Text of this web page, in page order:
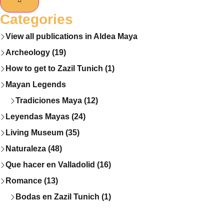
Categories
View all publications in Aldea Maya
Archeology (19)
How to get to Zazil Tunich (1)
Mayan Legends
Tradiciones Maya (12)
Leyendas Mayas (24)
Living Museum (35)
Naturaleza (48)
Que hacer en Valladolid (16)
Romance (13)
Bodas en Zazil Tunich (1)